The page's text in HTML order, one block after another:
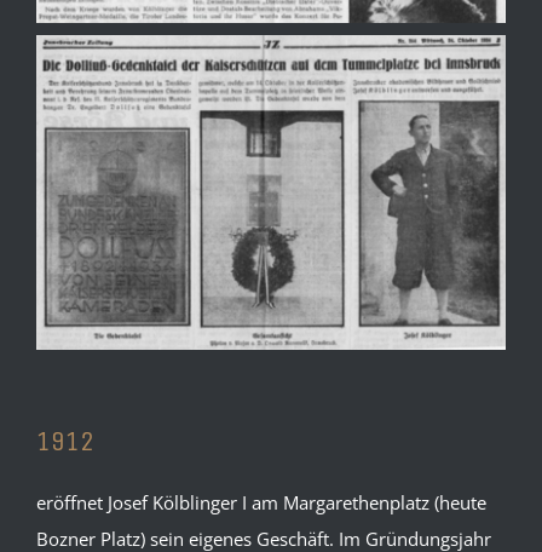
1912
eröffnet Josef Kölblinger I am Margarethenplatz (heute
Bozner Platz) sein eigenes Geschäft. Im Gründungsjahr